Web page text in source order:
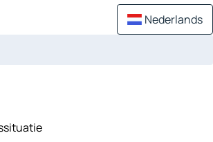
Nederlands